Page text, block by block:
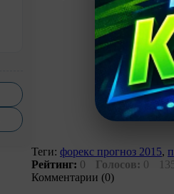
Теги: форекс прогноз 2015,
Рейтинг: 0 Голосов: 0
Комментарии (0)